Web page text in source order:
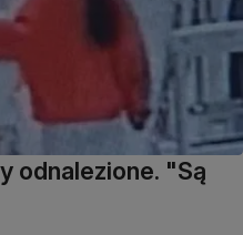
odnalezione. "Są